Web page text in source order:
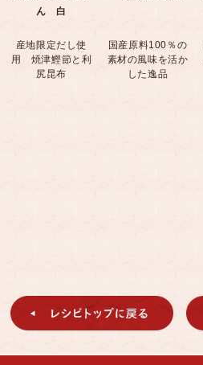
ん 白
産地限定だし使
用 焼津鰹節と利
尻昆布
国産原料100％の
素材の風味を活か
した逸品